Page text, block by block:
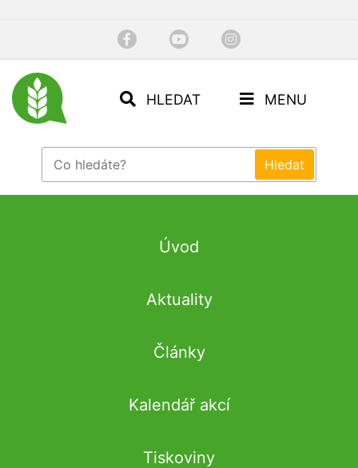
HLEDAT MENU
Úvod
Aktuality
Články
Kalendář akcí
Tiskoviny